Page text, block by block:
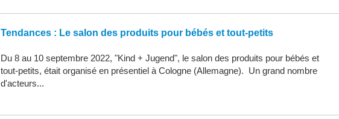
Tendances : Le salon des produits pour bébés et tout-petits
Du 8 au 10 septembre 2022, "Kind + Jugend", le salon des produits pour bébés et
tout-petits, était organisé en présentiel à Cologne (Allemagne). Un grand nombre
d'acteurs...